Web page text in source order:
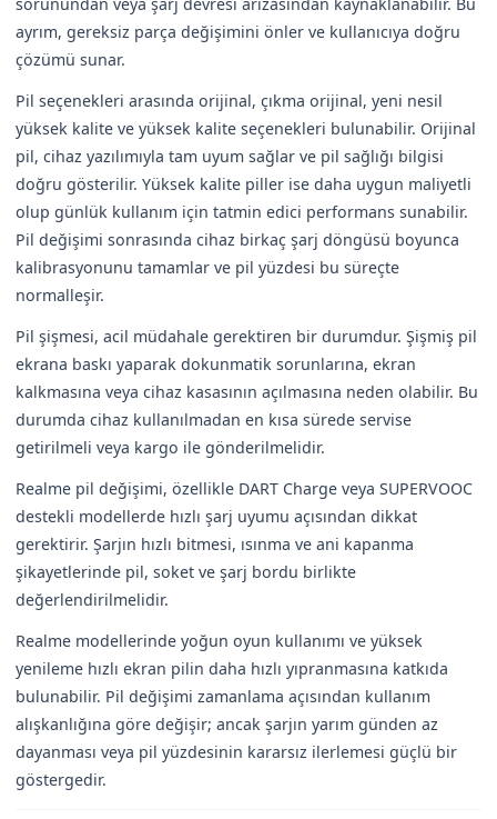
ayrım, gereksiz parça değişimini önler ve kullanıcıya doğru
çözümü sunar.
Pil seçenekleri arasında orijinal, çıkma orijinal, yeni nesil
yüksek kalite ve yüksek kalite seçenekleri bulunabilir. Orijinal
pil, cihaz yazılımıyla tam uyum sağlar ve pil sağlığı bilgisi
doğru gösterilir. Yüksek kalite piller ise daha uygun maliyetli
olup günlük kullanım için tatmin edici performans sunabilir.
Pil değişimi sonrasında cihaz birkaç şarj döngüsü boyunca
kalibrasyonunu tamamlar ve pil yüzdesi bu süreçte
normalleşir.
Pil şişmesi, acil müdahale gerektiren bir durumdur. Şişmiş pil
ekrana baskı yaparak dokunmatik sorunlarına, ekran
kalkmasına veya cihaz kasasının açılmasına neden olabilir. Bu
durumda cihaz kullanılmadan en kısa sürede servise
getirilmeli veya kargo ile gönderilmelidir.
Realme pil değişimi, özellikle DART Charge veya SUPERVOOC
destekli modellerde hızlı şarj uyumu açısından dikkat
gerektirir. Şarjın hızlı bitmesi, ısınma ve ani kapanma
şikayetlerinde pil, soket ve şarj bordu birlikte
değerlendirilmelidir.
Realme modellerinde yoğun oyun kullanımı ve yüksek
yenileme hızlı ekran pilin daha hızlı yıpranmasına katkıda
bulunabilir. Pil değişimi zamanlama açısından kullanım
alışkanlığına göre değişir; ancak şarjın yarım günden az
dayanması veya pil yüzdesinin kararsız ilerlemesi güçlü bir
göstergedir.